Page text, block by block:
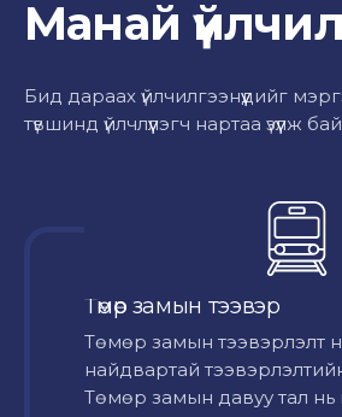
Манай
Бид дараах үйлчилгээнүүдийг
түвшинд үйлчлүүлэгч нартаа үзүүлж
Төмөр замын тээвэр
Төмөр замын тээвэрлэлт
найдвартай
Төмөр замын давуу тал нь